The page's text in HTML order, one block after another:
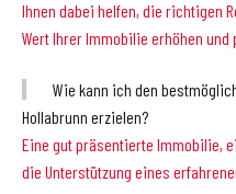
Ihnen dabei helfen, die richtigen
Wert Ihrer Immobilie erhöhen
Wie kann ich den
Hollabrunn erzielen?
Eine gut präsentierte Immobilie,
die Unterstützung eines